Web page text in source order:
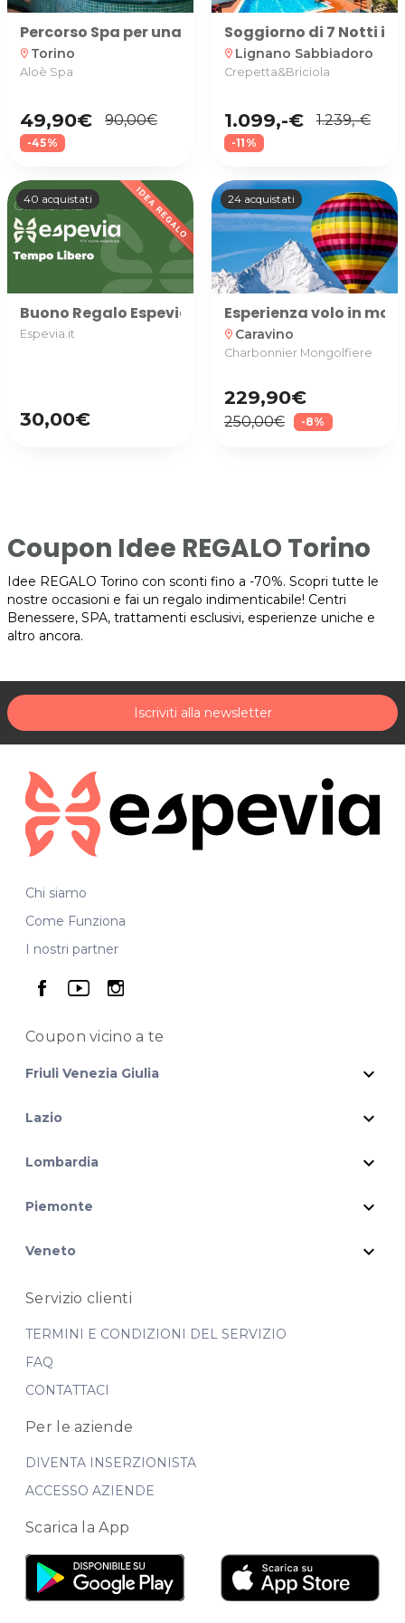
Percorso Spa per una o 2 persone più massaggio
location_on Torino
Aloè Spa
49,90€ 90,00€
-45%
Soggiorno di 7 Notti in
location_on Lignano Sabbiadoro
Crepetta&Briciola
1.099,-€ 1.239,-€
-11%
40 acquistati
Buono Regalo Espevia utilizzabile nella
Espevia.it
30,00€
24 acquistati
Esperienza volo in
location_on Caravino
Charbonnier Mongolfiere
229,90€
250,00€ -8%
Coupon Idee REGALO Torino
Idee REGALO Torino con sconti fino a -70%. Scopri tutte le
nostre occasioni e fai un regalo indimenticabile! Centri
Benessere, SPA, trattamenti esclusivi, esperienze uniche e
altro ancora.
Iscriviti alla newsletter
Chi siamo
Come Funziona
I nostri partner
seguici su facebook
seguici su youtube
seguici su instagram
Coupon vicinoa te
Friuli Venezia Giulia expand_more
Lazio expand_more
Lombardia expand_more
Piemonte expand_more
Veneto expand_more
Servizio clienti
TERMINI E CONDIZIONI DEL SERVIZIO
FAQ
CONTATTACI
Per le aziende
DIVENTA INSERZIONISTA
ACCESSO AZIENDE
Scarica la App